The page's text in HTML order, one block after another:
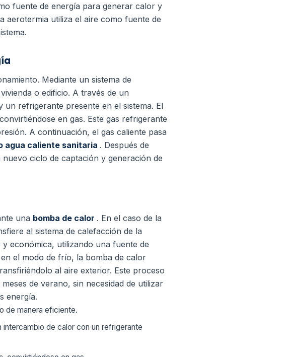
fuente de energía para generar calor y
aerotermia utiliza el aire como fuente de
Mediante un sistema de
o edificio. A través de un
refrigerante presente en el sistema. El
en gas. Este gas refrigerante
A continuación, el gas caliente pasa
agua caliente sanitaria . Después de
ciclo de captación y generación de
una bomba de calor . En el caso de la
al sistema de calefacción de la
económica, utilizando una fuente de
el modo de frío, la bomba de calor
al aire exterior. Este proceso
de verano, sin necesidad de utilizar
energía.
de manera eficiente.
de calor con un refrigerante